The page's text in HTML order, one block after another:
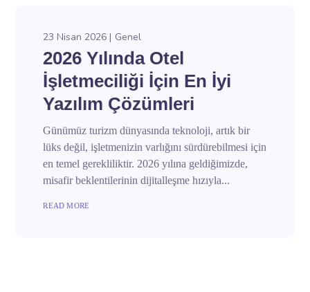
23 Nisan 2026 Genel
2026 Yılında Otel
İşletmeciliği İçin En İyi
Yazılım Çözümleri
Günümüz turizm dünyasında teknoloji, artık bir
lüks değil, işletmenizin varlığını sürdürebilmesi için
en temel gerekliliktir. 2026 yılına geldiğimizde,
misafir beklentilerinin dijitalleşme hızıyla...
READ MORE